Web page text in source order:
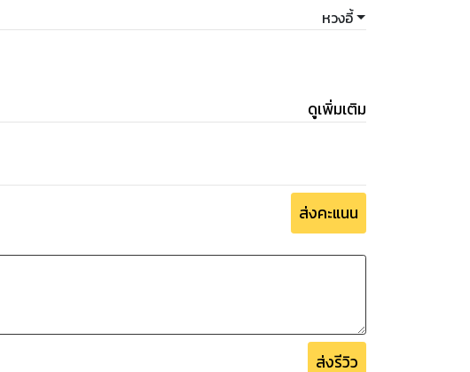
หวงอี้
ดูเพิ่มเติม
ส่งคะแนน
ส่งรีวิว